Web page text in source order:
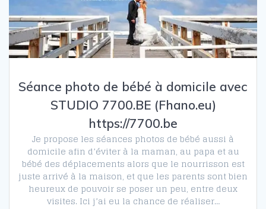
Séance photo de bébé à domicile avec
STUDIO 7700.BE (Fhano.eu)
https://7700.be
Je propose les séances photos de bébé aussi à
domicile afin d’éviter à la maman, au papa et au
bébé des déplacements alors que le nourrisson est
juste arrivé à la maison, et que les parents sont bien
heureux de pouvoir se poser un peu, entre deux
visites. Ici j’ai eu la chance de réaliser…